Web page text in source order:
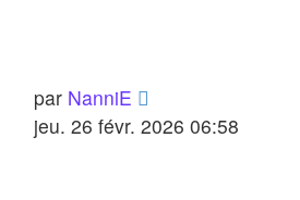
par NanniE
jeu. 26 févr. 2026 06:58